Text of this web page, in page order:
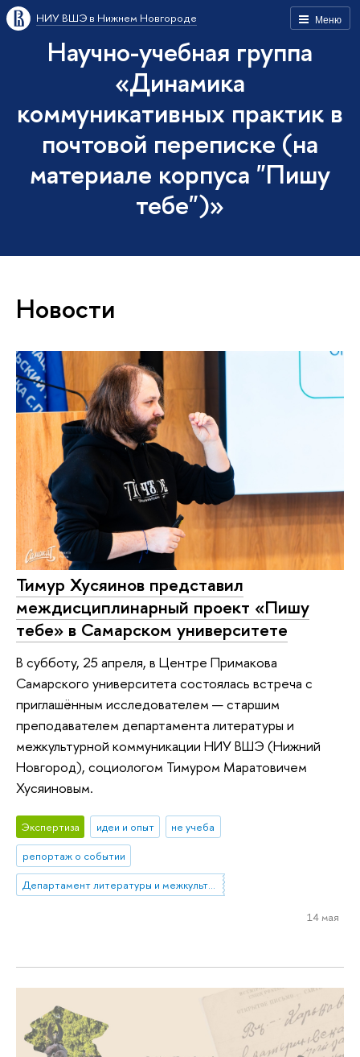
Меню
НИУ ВШЭ в Нижнем Новгороде
Научно-учебная группа
«Динамика
коммуникативных практик в
почтовой переписке (на
материале корпуса "Пишу
тебе")»
Новости
Тимур Хусяинов представил
междисциплинарный проект «Пишу
тебе» в Самарском университете
В субботу, 25 апреля, в Центре Примакова
Самарского университета состоялась встреча с
приглашённым исследователем — старшим
преподавателем департамента литературы и
межкультурной коммуникации НИУ ВШЭ (Нижний
Новгород), социологом Тимуром Маратовичем
Хусяиновым.
Экспертиза идеи и опыт
не учеба
репортаж о событии
Департамент литературы и межкультурной коммуникации
14 мая